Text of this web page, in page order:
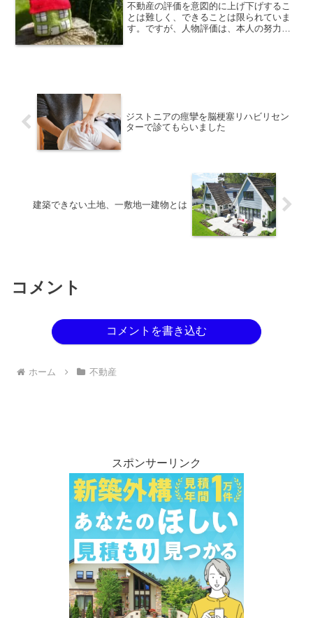
不動産の評価を意図的に上げ下げするこ
とは難しく、できることは限られていま
す。ですが、人物評価は、本人の努力で
ジストニアの痙攣を脳梗塞リハビリセン
ターで診てもらいました
建築できない土地、一敷地一建物とは
コメント
コメントを書き込む
ホーム 不動産
スポンサーリンク